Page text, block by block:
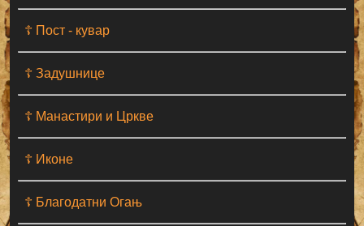
☦ Пост - кувар
☦ Задушнице
☦ Манастири и Цркве
☦ Иконе
☦ Благодатни Огањ